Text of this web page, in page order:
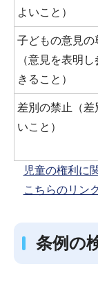
よいこと）
子どもの意見の
（意見を表明
きること）
差別の禁止（差
いこと）
児童の権利に
こちらのリン
条例の